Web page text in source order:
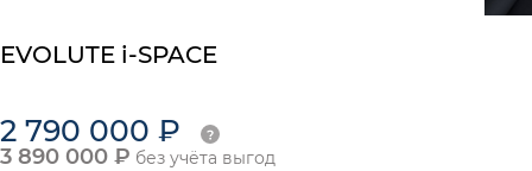
EVOLUTE i-SPACE
2 790 000 ₽
3 890 000 ₽ без учёта выгод